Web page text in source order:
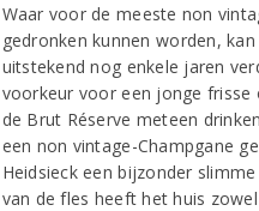
Waar voor de meeste non
gedronken kunnen worden,
uitstekend nog enkele jaren
voorkeur voor een jonge
de Brut Réserve meteen
een non vintage-Champgane
Heidsieck een bijzonder
van de fles heeft het huis